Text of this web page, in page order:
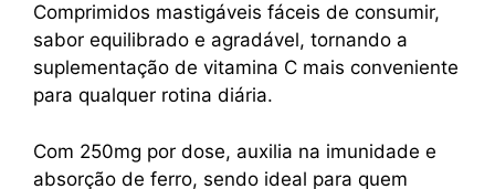
Comprimidos mastigáveis fáceis de consumir,
sabor equilibrado e agradável, tornando a
suplementação de vitamina C mais conveniente
para qualquer rotina diária.
Com 250mg por dose, auxilia na imunidade e
absorção de ferro, sendo ideal para quem